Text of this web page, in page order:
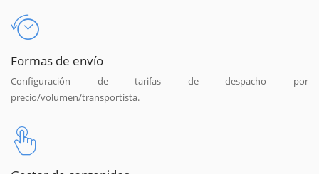
Formas de envío
Configuración de tarifas de despacho por
precio/volumen/transportista.